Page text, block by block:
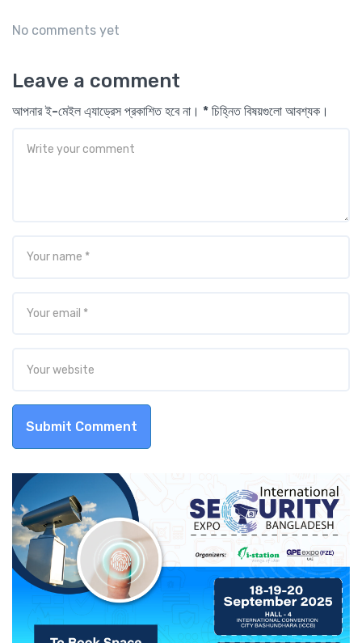
No comments yet
Leave a comment
আপনার ই-মেইল এ্যাড্রেস প্রকাশিত হবে না। * চিহ্নিত বিষয়গুলো আবশ্যক।
Submit Comment